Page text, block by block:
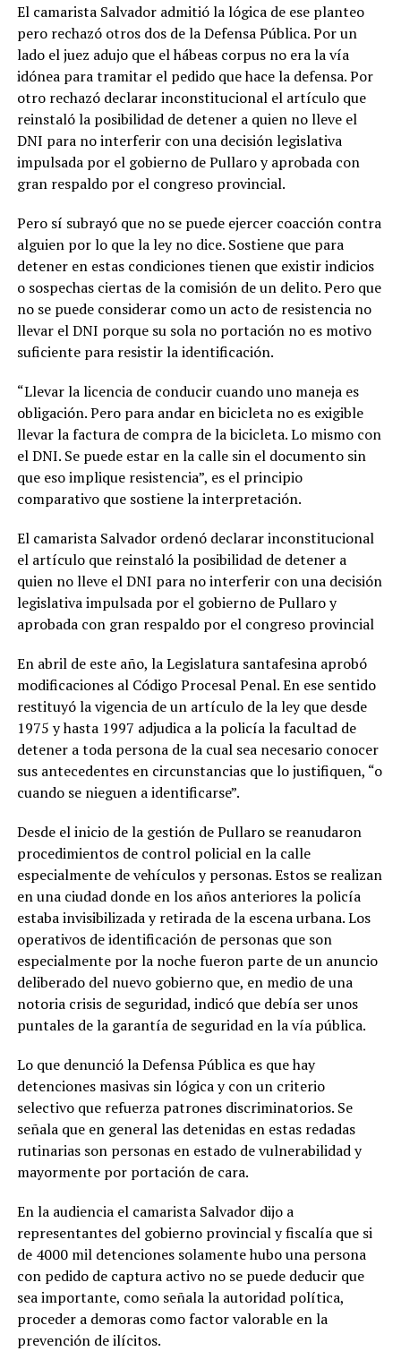
El camarista Salvador admitió la lógica de ese planteo
pero rechazó otros dos de la Defensa Pública. Por un
lado el juez adujo que el hábeas corpus no era la vía
idónea para tramitar el pedido que hace la defensa. Por
otro rechazó declarar inconstitucional el artículo que
reinstaló la posibilidad de detener a quien no lleve el
DNI para no interferir con una decisión legislativa
impulsada por el gobierno de Pullaro y aprobada con
gran respaldo por el congreso provincial.
Pero sí subrayó que no se puede ejercer coacción contra
alguien por lo que la ley no dice. Sostiene que para
detener en estas condiciones tienen que existir indicios
o sospechas ciertas de la comisión de un delito. Pero que
no se puede considerar como un acto de resistencia no
llevar el DNI porque su sola no portación no es motivo
suficiente para resistir la identificación.
“Llevar la licencia de conducir cuando uno maneja es
obligación. Pero para andar en bicicleta no es exigible
llevar la factura de compra de la bicicleta. Lo mismo con
el DNI. Se puede estar en la calle sin el documento sin
que eso implique resistencia”, es el principio
comparativo que sostiene la interpretación.
El camarista Salvador ordenó declarar inconstitucional
el artículo que reinstaló la posibilidad de detener a
quien no lleve el DNI para no interferir con una decisión
legislativa impulsada por el gobierno de Pullaro y
aprobada con gran respaldo por el congreso provincial
En abril de este año, la Legislatura santafesina aprobó
modificaciones al Código Procesal Penal. En ese sentido
restituyó la vigencia de un artículo de la ley que desde
1975 y hasta 1997 adjudica a la policía la facultad de
detener a toda persona de la cual sea necesario conocer
sus antecedentes en circunstancias que lo justifiquen, “o
cuando se nieguen a identificarse”.
Desde el inicio de la gestión de Pullaro se reanudaron
procedimientos de control policial en la calle
especialmente de vehículos y personas. Estos se realizan
en una ciudad donde en los años anteriores la policía
estaba invisibilizada y retirada de la escena urbana. Los
operativos de identificación de personas que son
especialmente por la noche fueron parte de un anuncio
deliberado del nuevo gobierno que, en medio de una
notoria crisis de seguridad, indicó que debía ser unos
puntales de la garantía de seguridad en la vía pública.
Lo que denunció la Defensa Pública es que hay
detenciones masivas sin lógica y con un criterio
selectivo que refuerza patrones discriminatorios. Se
señala que en general las detenidas en estas redadas
rutinarias son personas en estado de vulnerabilidad y
mayormente por portación de cara.
En la audiencia el camarista Salvador dijo a
representantes del gobierno provincial y fiscalía que si
de 4000 mil detenciones solamente hubo una persona
con pedido de captura activo no se puede deducir que
sea importante, como señala la autoridad política,
proceder a demoras como factor valorable en la
prevención de ilícitos.